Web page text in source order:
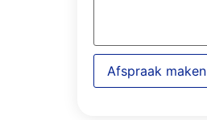
Afspraak maken